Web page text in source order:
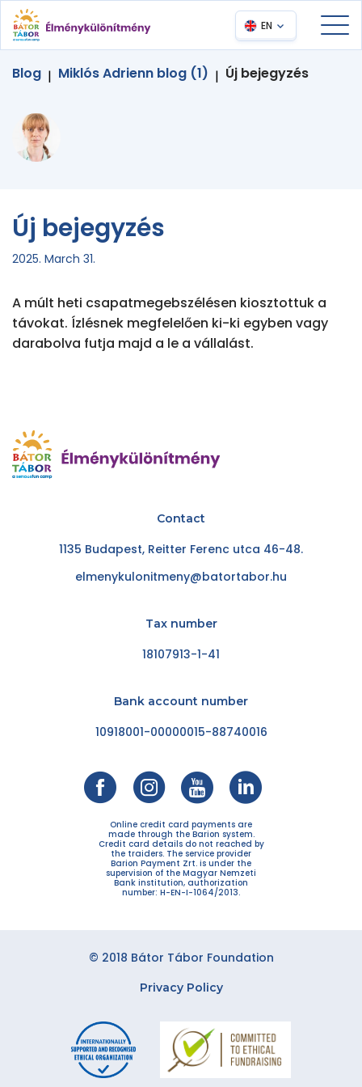
EN
Blog | Miklós Adrienn blog (1) | Új bejegyzés
Új bejegyzés
2025. March 31.
A múlt heti csapatmegebszélésen kiosztottuk a
távokat. Ízlésnek megfelelően ki-ki egyben vagy
darabolva futja majd a le a vállalást.
Contact
1135 Budapest, Reitter Ferenc utca 46-48.
elmenykulonitmeny@batortabor.hu
Tax number
18107913-1-41
Bank account number
10918001-00000015-88740016
Online credit card payments are
made through the Barion system.
Credit card details do not reached by
the traiders. The service provider
Barion Payment Zrt. is under the
supervision of the Magyar Nemzeti
Bank institution, authorization
number: H-EN-I-1064/2013.
© 2018 Bátor Tábor Foundation
Privacy Policy